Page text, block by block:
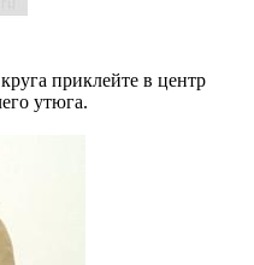
приклейте в центр
утюга.